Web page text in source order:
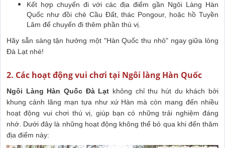
Kết hợp chuyến đi với các địa điểm gần Ngôi Làng Hàn
Quốc như đồi chè Cầu Đất, thác Pongour, hoặc hồ Tuyền
Lâm để chuyến đi thêm phần thú vị.
Hãy sẵn sàng tận hưởng một "Hàn Quốc thu nhỏ" ngay giữa lòng
Đà Lạt nhé!
2. Các hoạt động vui chơi tại Ngôi làng Hàn Quốc
Ngôi Làng Hàn Quốc Đà Lạt không chỉ thu hút du khách bởi
khung cảnh lãng mạn tựa như xứ Hàn mà còn mang đến nhiều
hoạt động vui chơi thú vị, giúp bạn có những trải nghiệm đáng
nhớ. Dưới đây là những hoạt động không thể bỏ qua khi đến thăm
địa điểm này: